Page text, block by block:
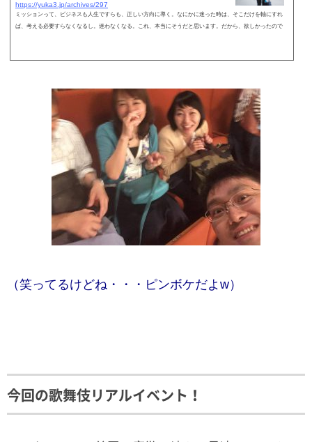
https://yuka3.jp/archives/297
ミッションって、ビジネスも人生ですらも、正しい方向に導く。なにかに迷った時は、そこだけを軸にすれ
ば、考える必要すらなくなるし。迷わなくなる。これ、本当にそうだと思います。だから、欲しかったので
（笑ってるけどね・・・ピンボケだよw）
今回の歌舞伎リアルイベント！